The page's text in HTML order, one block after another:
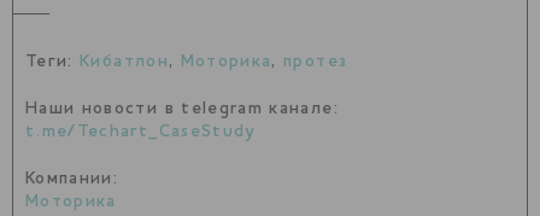
Теги: Кибатлон , Моторика , протез
Наши новости в telegram канале:
t.me/Techart_CaseStudy
Компании:
Моторика